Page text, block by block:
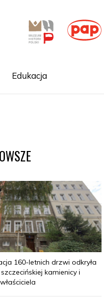
Edukacja
160-letnich drzwi odkryła
kamienicy i